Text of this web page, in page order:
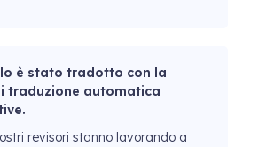
è stato tradotto con la
traduzione automatica
revisori stanno lavorando a